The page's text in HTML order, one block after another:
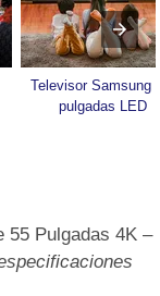
Televisor Samsung
pulgadas LED
55 Pulgadas 4K –